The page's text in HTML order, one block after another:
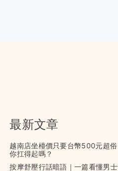
最新文章
越南店坐檯價只要台幣500元超
你扛得起嗎？
按摩舒壓行話暗語｜一篇看懂男